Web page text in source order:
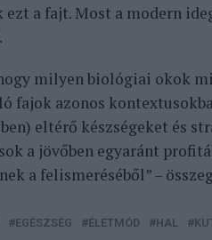
a fajt. Most a modern
milyen biológiai okok
fajok azonos
eltérő készségeket és
a jövőben egyaránt
a felismeréséből” –
EGÉSZSÉG ÉLETMÓD HAL